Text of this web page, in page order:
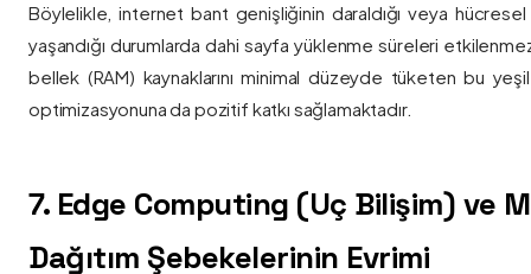
Böylelikle, internet bant genişliğinin daraldığı veya
yaşandığı durumlarda dahi sayfa yüklenme süreleri
bellek (RAM) kaynaklarını minimal düzeyde tüketen bu yeşil
optimizasyonuna da pozitif katkı sağlamaktadır.
7. Edge Computing (Uç Bilişim) ve
Dağıtım Şebekelerinin Evrimi